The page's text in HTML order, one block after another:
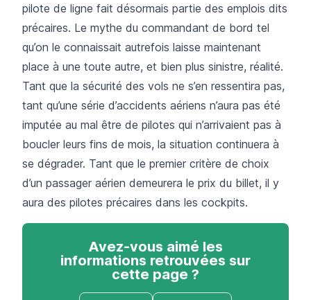
pilote de ligne fait désormais partie des emplois dits
précaires. Le mythe du commandant de bord tel
qu’on le connaissait autrefois laisse maintenant
place à une toute autre, et bien plus sinistre, réalité.
Tant que la sécurité des vols ne s’en ressentira pas,
tant qu’une série d’accidents aériens n’aura pas été
imputée au mal être de pilotes qui n’arrivaient pas à
boucler leurs fins de mois, la situation continuera à
se dégrader. Tant que le premier critère de choix
d’un passager aérien demeurera le prix du billet, il y
aura des pilotes précaires dans les cockpits.
Avez-vous aimé les
informations retrouvées sur
cette page ?